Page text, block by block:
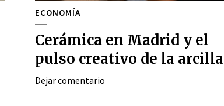
ECONOMÍA
Cerámica en Madrid y el
pulso creativo de la arcilla
Dejar comentario